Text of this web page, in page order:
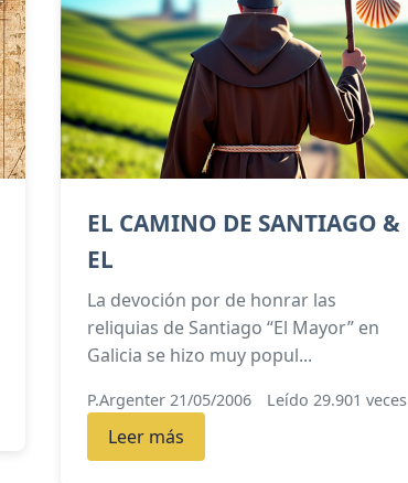
EL CAMINO DE SANTIAGO &
EL
La devoción por de honrar las
reliquias de Santiago “El Mayor” en
Galicia se hizo muy popul...
P.Argenter 21/05/2006 Leído 29.901 veces
Leer más